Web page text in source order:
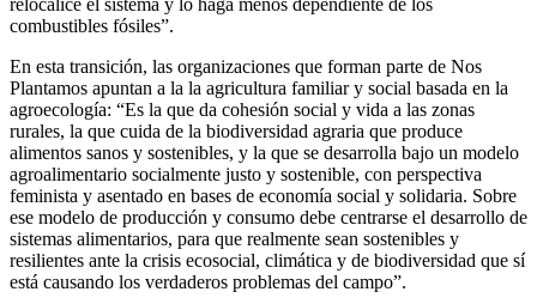
relocalice el sistema y lo haga menos dependiente de los
combustibles fósiles”.
En esta transición, las organizaciones que forman parte de Nos
Plantamos apuntan a la la agricultura familiar y social basada en la
agroecología: “Es la que da cohesión social y vida a las zonas
rurales, la que cuida de la biodiversidad agraria que produce
alimentos sanos y sostenibles, y la que se desarrolla bajo un modelo
agroalimentario socialmente justo y sostenible, con perspectiva
feminista y asentado en bases de economía social y solidaria. Sobre
ese modelo de producción y consumo debe centrarse el desarrollo de
sistemas alimentarios, para que realmente sean sostenibles y
resilientes ante la crisis ecosocial, climática y de biodiversidad que sí
está causando los verdaderos problemas del campo”.